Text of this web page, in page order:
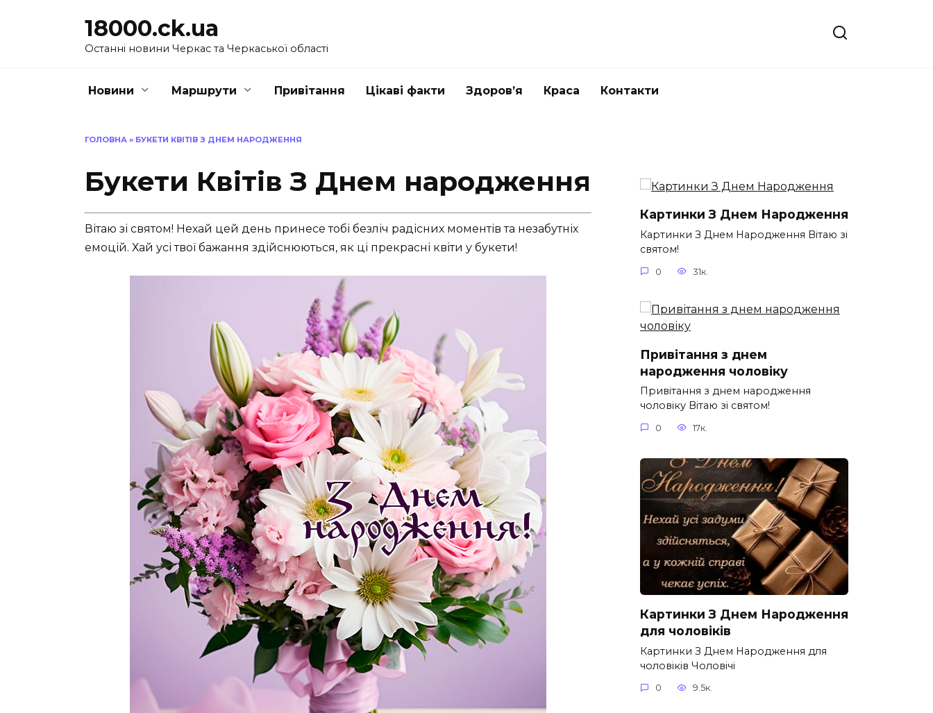
18000.ck.ua
Останні новини Черкас та Черкаської області
Новини Маршрути Привітання Цікаві факти Здоров’я Краса Контакти
ГОЛОВНА » БУКЕТИ КВІТІВ З ДНЕМ НАРОДЖЕННЯ
Букети Квітів З Днем народження
Вітаю зі святом! Нехай цей день принесе тобі безліч радісних моментів та незабутніх
емоцій. Хай усі твої бажання здійснюються, як ці прекрасні квіти у букети!
Картинки З Днем Народження
Картинки З Днем Народження Вітаю зі
святом!
0 31к.
Привітання з днем
народження чоловіку
Привітання з днем народження
чоловіку Вітаю зі святом!
0 17к.
Картинки З Днем Народження
для чоловіків​
Картинки З Днем Народження для
чоловіків​ Чоловічі
0 9.5к.